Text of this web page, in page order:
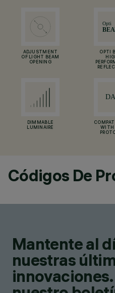
ADJUSTMENT
OF LIGHT BEAM
OPENING
OPTI
DIMMABLE
LUMINAIRE
WITH
Códigos De
Mantente al
nuestras